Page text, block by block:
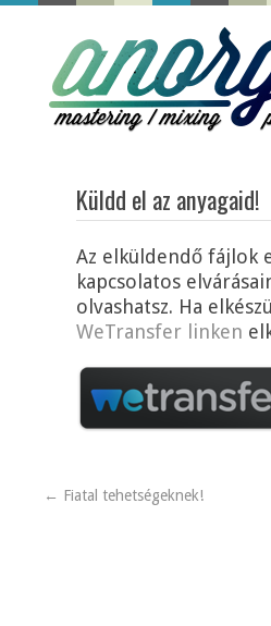
Küldd el az anyagaid!
Az elküldendő fájlok
kapcsolatos
olvashatsz. Ha
WeTransfer linken
← Fiatal tehetségeknek!